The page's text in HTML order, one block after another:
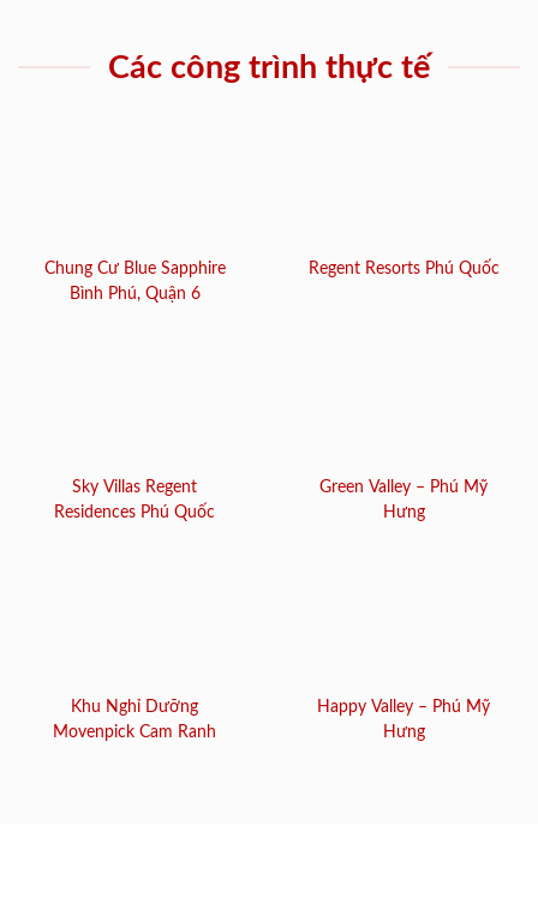
Các công trình thực tế
Chung Cư Blue Sapphire
Bình Phú, Quận 6
Regent Resorts Phú Quốc
Sky Villas Regent
Residences Phú Quốc
Green Valley – Phú Mỹ
Hưng
Khu Nghỉ Dưỡng
Movenpick Cam Ranh
Happy Valley – Phú Mỹ
Hưng